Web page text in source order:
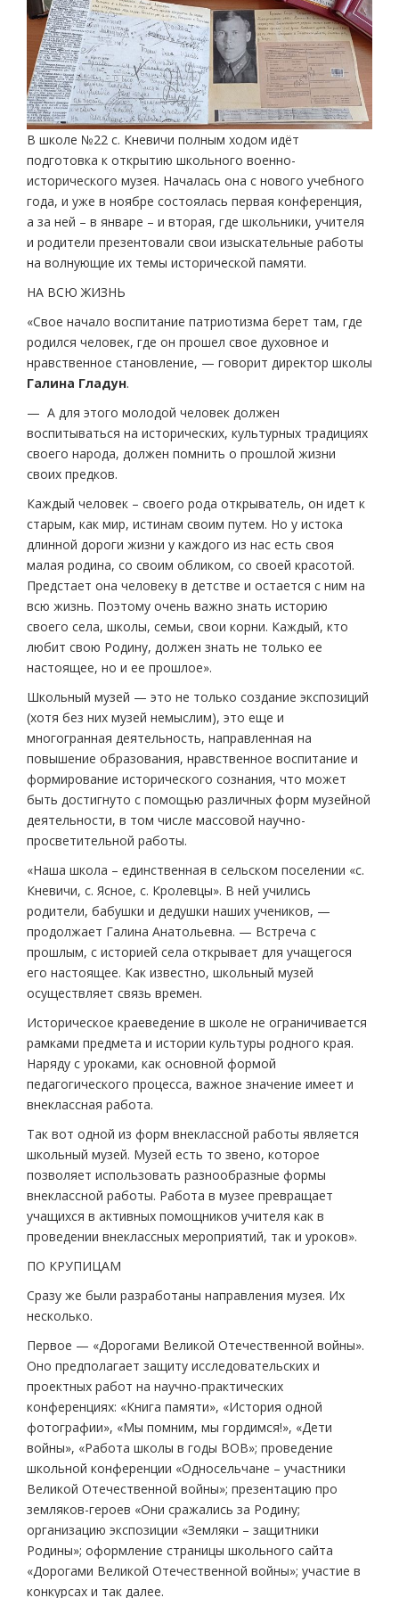
В школе №22 с. Кневичи полным ходом идёт
подготовка к открытию школьного военно-
исторического музея. Началась она с нового учебного
года, и уже в ноябре состоялась первая конференция,
а за ней – в январе – и вторая, где школьники, учителя
и родители презентовали свои изыскательные работы
на волнующие их темы исторической памяти.
НА ВСЮ ЖИЗНЬ
«Свое начало воспитание патриотизма берет там, где
родился человек, где он прошел свое духовное и
нравственное становление, — говорит директор школы
Галина Гладун.
— А для этого молодой человек должен
воспитываться на исторических, культурных традициях
своего народа, должен помнить о прошлой жизни
своих предков.
Каждый человек – своего рода открыватель, он идет к
старым, как мир, истинам своим путем. Но у истока
длинной дороги жизни у каждого из нас есть своя
малая родина, со своим обликом, со своей красотой.
Предстает она человеку в детстве и остается с ним на
всю жизнь. Поэтому очень важно знать историю
своего села, школы, семьи, свои корни. Каждый, кто
любит свою Родину, должен знать не только ее
настоящее, но и ее прошлое».
Школьный музей — это не только создание экспозиций
(хотя без них музей немыслим), это еще и
многогранная деятельность, направленная на
повышение образования, нравственное воспитание и
формирование исторического сознания, что может
быть достигнуто с помощью различных форм музейной
деятельности, в том числе массовой научно-
просветительной работы.
«Наша школа – единственная в сельском поселении «с.
Кневичи, с. Ясное, с. Кролевцы». В ней учились
родители, бабушки и дедушки наших учеников, —
продолжает Галина Анатольевна. — Встреча с
прошлым, с историей села открывает для учащегося
его настоящее. Как известно, школьный музей
осуществляет связь времен.
Историческое краеведение в школе не ограничивается
рамками предмета и истории культуры родного края.
Наряду с уроками, как основной формой
педагогического процесса, важное значение имеет и
внеклассная работа.
Так вот одной из форм внеклассной работы является
школьный музей. Музей есть то звено, которое
позволяет использовать разнообразные формы
внеклассной работы. Работа в музее превращает
учащихся в активных помощников учителя как в
проведении внеклассных мероприятий, так и уроков».
ПО КРУПИЦАМ
Сразу же были разработаны направления музея. Их
несколько.
Первое — «Дорогами Великой Отечественной войны».
Оно предполагает защиту исследовательских и
проектных работ на научно-практических
конференциях: «Книга памяти», «История одной
фотографии», «Мы помним, мы гордимся!», «Дети
войны», «Работа школы в годы ВОВ»; проведение
школьной конференции «Односельчане – участники
Великой Отечественной войны»; презентацию про
земляков-героев «Они сражались за Родину;
организацию экспозиции «Земляки – защитники
Родины»; оформление страницы школьного сайта
«Дорогами Великой Отечественной войны»; участие в
конкурсах и так далее.